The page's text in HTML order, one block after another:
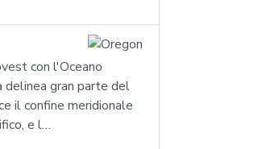
con l'Oceano
delinea gran parte del
il confine meridionale
e l…